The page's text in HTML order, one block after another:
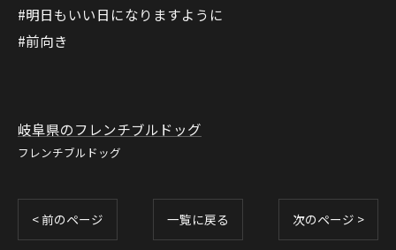
#明日もいい日になりますように
#前向き
岐阜県のフレンチブルドッグ
フレンチブルドッグ
< 前のページ 一覧に戻る 次のページ >